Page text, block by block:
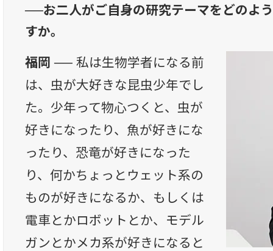
──お二人がご自身の研究テーマをどのよ
すか。
福岡 ── 私は生物学者になる前
は、虫が大好きな昆虫少年でし
た。少年って物心つくと、虫が
好きになったり、魚が好きにな
ったり、恐竜が好きになった
り、何かちょっとウェット系の
ものが好きになるか、もしくは
電車とかロボットとか、モデル
ガンとかメカ系が好きになると